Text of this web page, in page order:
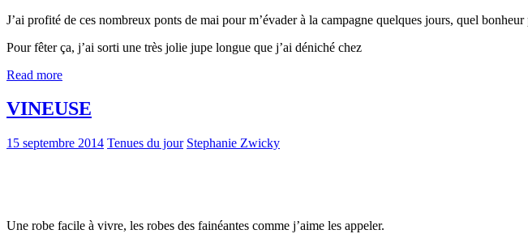
J’ai profité de ces nombreux ponts de mai pour m’évader à la campagne quelques jours, quel
Pour fêter ça, j’ai sorti une très jolie jupe longue que j’ai déniché chez
Read more
VINEUSE
15 septembre 2014 Tenues du jour Stephanie Zwicky
Une robe facile à vivre, les robes des fainéantes comme j’aime les appeler.